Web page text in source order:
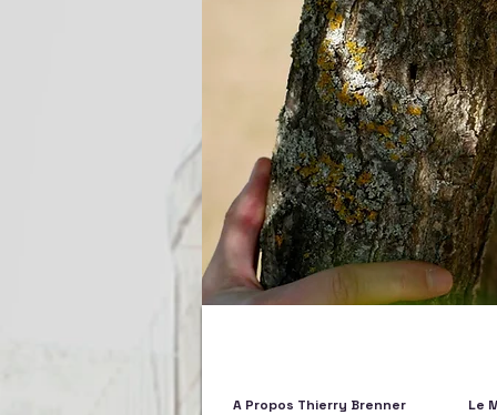
A Propos Thierry Brenner Le